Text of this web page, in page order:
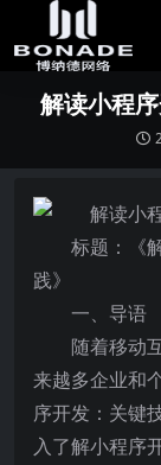
解读小程
标题：《
践》
一、导语
随着移动
来越多企业和
序开发：关键
入了解小程序